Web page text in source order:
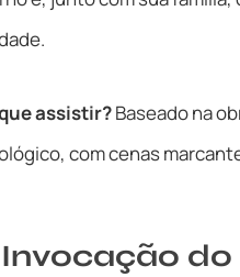
assistir?Baseado na
com cenas
do